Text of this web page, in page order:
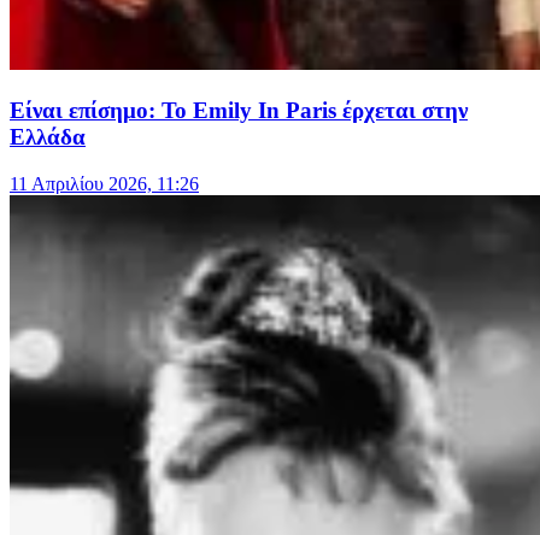
Είναι επίσημο: Το Emily In Paris έρχεται στην
Ελλάδα
11 Απριλίου 2026, 11:26